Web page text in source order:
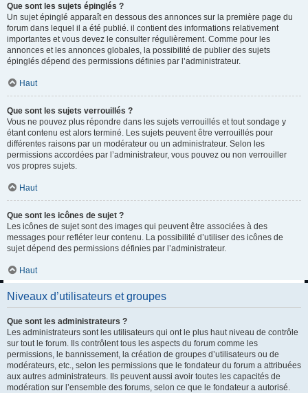
Que sont les sujets épinglés ?
Un sujet épinglé apparaît en dessous des annonces sur la première page du
forum dans lequel il a été publié. il contient des informations relativement
importantes et vous devez le consulter régulièrement. Comme pour les
annonces et les annonces globales, la possibilité de publier des sujets
épinglés dépend des permissions définies par l’administrateur.
Haut
Que sont les sujets verrouillés ?
Vous ne pouvez plus répondre dans les sujets verrouillés et tout sondage y
étant contenu est alors terminé. Les sujets peuvent être verrouillés pour
différentes raisons par un modérateur ou un administrateur. Selon les
permissions accordées par l’administrateur, vous pouvez ou non verrouiller
vos propres sujets.
Haut
Que sont les icônes de sujet ?
Les icônes de sujet sont des images qui peuvent être associées à des
messages pour refléter leur contenu. La possibilité d’utiliser des icônes de
sujet dépend des permissions définies par l’administrateur.
Haut
Niveaux d’utilisateurs et groupes
Que sont les administrateurs ?
Les administrateurs sont les utilisateurs qui ont le plus haut niveau de contrôle
sur tout le forum. Ils contrôlent tous les aspects du forum comme les
permissions, le bannissement, la création de groupes d’utilisateurs ou de
modérateurs, etc., selon les permissions que le fondateur du forum a attribuées
aux autres administrateurs. Ils peuvent aussi avoir toutes les capacités de
modération sur l’ensemble des forums, selon ce que le fondateur a autorisé.